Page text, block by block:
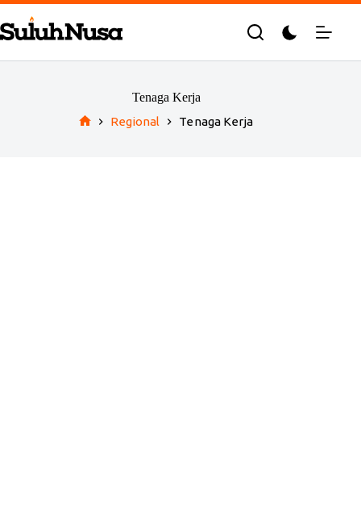
Skip
to
content
Tenaga Kerja
Regional Tenaga Kerja